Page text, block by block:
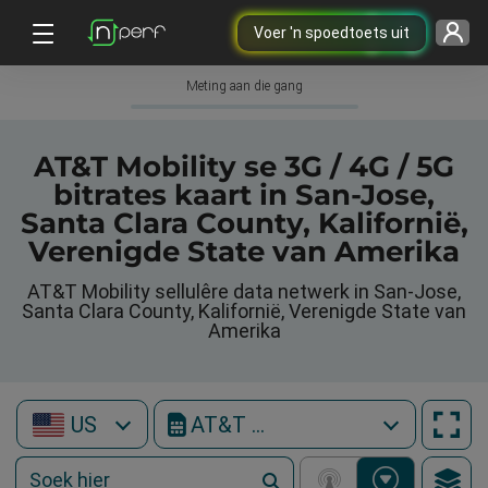
Voer 'n spoedtoets uit
Meting aan die gang
AT&T Mobility se 3G / 4G / 5G
bitrates kaart in San-Jose,
Santa Clara County, Kalifornië,
Verenigde State van Amerika
AT&T Mobility sellulêre data netwerk in San-Jose,
Santa Clara County, Kalifornië, Verenigde State van
Amerika
US AT&T Mobility